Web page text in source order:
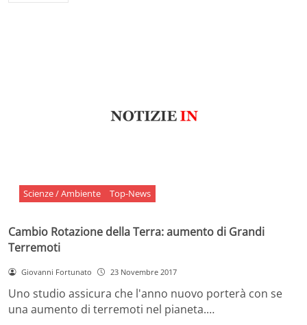
Scienze / Ambiente Top-News
Cambio Rotazione della Terra: aumento di Grandi
Terremoti
Giovanni Fortunato 23 Novembre 2017
Uno studio assicura che l'anno nuovo porterà con se
una aumento di terremoti nel pianeta.…